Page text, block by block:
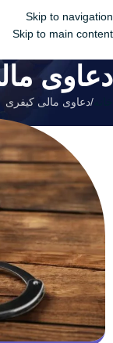
Skip to navigation
Skip to main content
منو
دعاوی
دعاوی مالی کیفری